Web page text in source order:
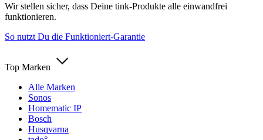
Wir stellen sicher, dass Deine tink-Produkte alle einwandfrei
funktionieren.
So nutzt Du die Funktioniert-Garantie
Top Marken
Alle Marken
Sonos
Homematic IP
Bosch
Husqvarna